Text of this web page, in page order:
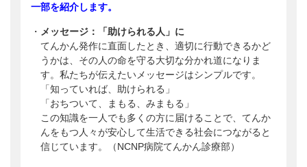
一部を紹介します。
メッセージ：「助けられる人」に
てんかん発作に直面したとき、適切に行動できるかど
うかは、その人の命を守る大切な分かれ道になりま
す。私たちが伝えたいメッセージはシンプルです。
「知っていれば、助けられる」
「おちついて、まもる、みまもる」
この知識を一人でも多くの方に届けることで、てんか
んをもつ人々が安心して生活できる社会につながると
信じています。（NCNP病院てんかん診療部）